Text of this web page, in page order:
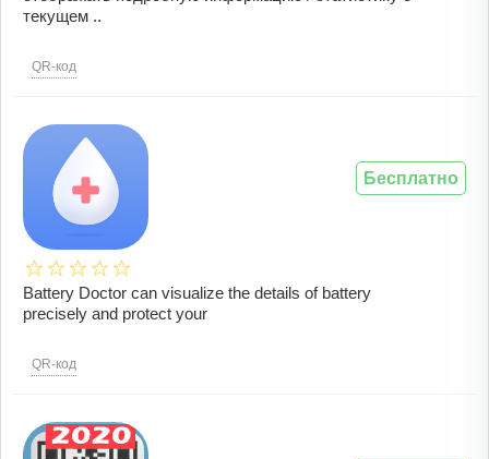
текущем ..
QR-код
Battery Doctor can visualize the details of battery
precisely and protect your
QR-код
Бесплатно